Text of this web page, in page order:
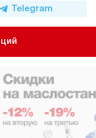
Telegram